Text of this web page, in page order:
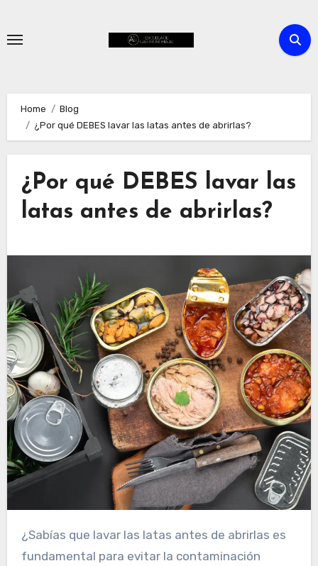
content
Home
Blog
¿Por qué DEBES lavar las latas antes de abrirlas?
¿Por qué DEBES lavar las
latas antes de abrirlas?
¿Sabías que lavar las latas antes de abrirlas es
fundamental para evitar la contaminación